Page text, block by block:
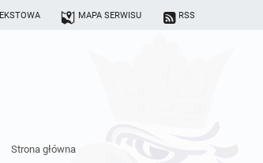
MAPA SERWISU RSS
Strona główna